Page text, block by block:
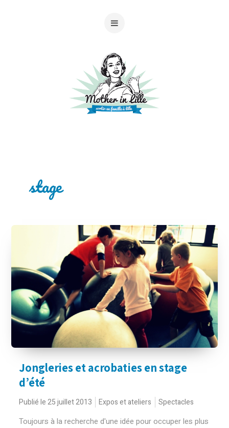
stage
Jongleries et acrobaties en stage
d’été
Publié le 25 juillet 2013 Expos et ateliers Spectacles
Toujours à la recherche d'une idée pour occuper les plus